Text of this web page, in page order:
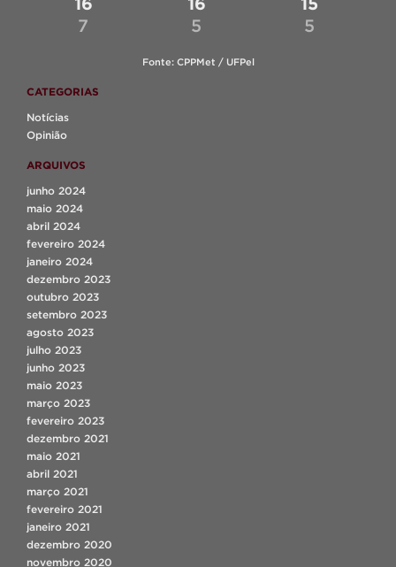
7
5
5
Fonte: CPPMet / UFPel
CATEGORIAS
Notícias
Opinião
ARQUIVOS
junho 2024
maio 2024
abril 2024
fevereiro 2024
janeiro 2024
dezembro 2023
outubro 2023
setembro 2023
agosto 2023
julho 2023
junho 2023
maio 2023
março 2023
fevereiro 2023
dezembro 2021
maio 2021
abril 2021
março 2021
fevereiro 2021
janeiro 2021
dezembro 2020
novembro 2020